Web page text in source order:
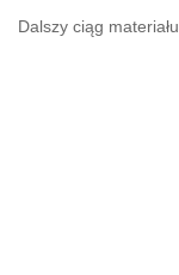
Dalszy ciąg